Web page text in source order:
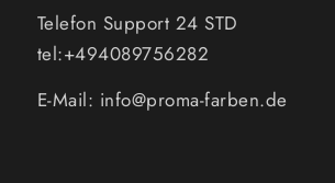
Telefon Support 24 STD
tel:+494089756282
E-Mail: info@proma-farben.de